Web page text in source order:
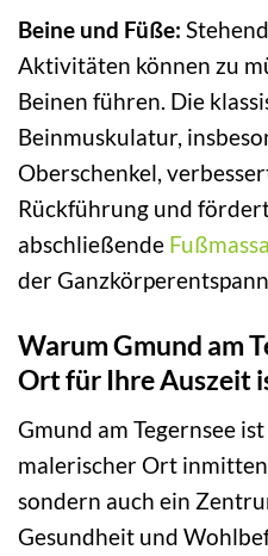
Beine und Füße:
Aktivitäten können zu
Beinen führen. Die
Beinmuskulatur,
Oberschenkel,
Rückführung und
abschließende
der
Warum Gmund am
Ort für Ihre Auszeit
Gmund am Tegernsee
malerischer Ort
sondern auch ein
Gesundheit und